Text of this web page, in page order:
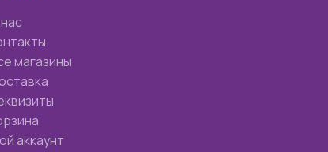
магазины
аккаунт